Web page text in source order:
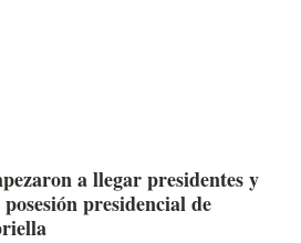
a llegar presidentes y
presidencial de